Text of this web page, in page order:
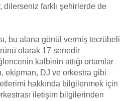
dilerseniz farklı şehirlerde de
bu alana gönül vermiş tecrübeli
olarak 17 senedir
kalbinin attığı ortamlar
ekipman, DJ ve orkestra gibi
hakkında bilgilenmek için
iletişim bilgilerinden